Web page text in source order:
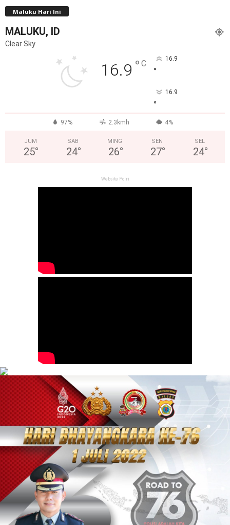
Maluku Hari Ini
MALUKU, ID
Clear Sky
16.9 ° C 16.9
°
16.9
°
97% 2.3kmh 4%
JUM
25°
SAB
24°
MING
26°
SEN
27°
SEL
24°
Website Polri